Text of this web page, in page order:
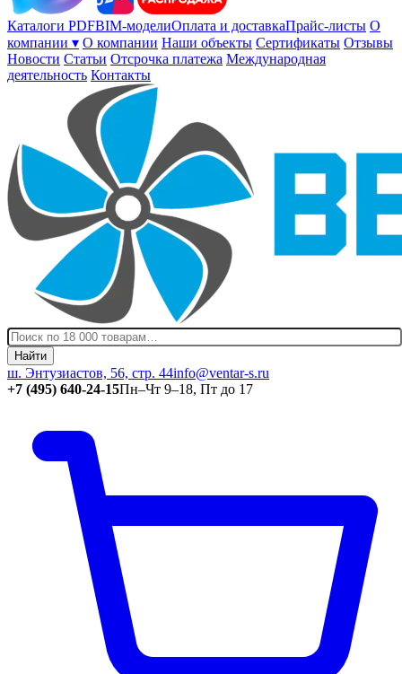
Каталоги PDFBIM-моделиОплата и доставкаПрайс-листы О
компании ▾ О компании Наши объекты Сертификаты Отзывы
Новости Статьи Отсрочка платежа Международная
деятельность Контакты
Найти
ш. Энтузиастов, 56, стр. 44info@ventar-s.ru
+7 (495) 640-24-15Пн–Чт 9–18, Пт до 17